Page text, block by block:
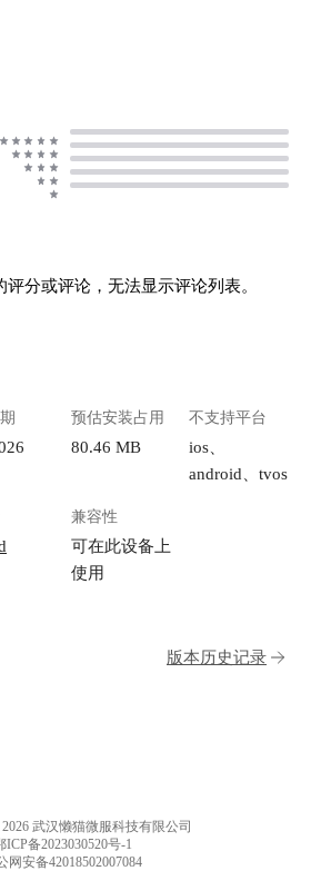
分或评论，无法显示评论列表。
预估安装占用
80.46 MB
不支持平台
ios、
android、tvos
兼容性
可在此设备上
使用
版本历史记录
武汉懒猫微服科技有限公司
ICP备2023030520号-1
网安备42018502007084